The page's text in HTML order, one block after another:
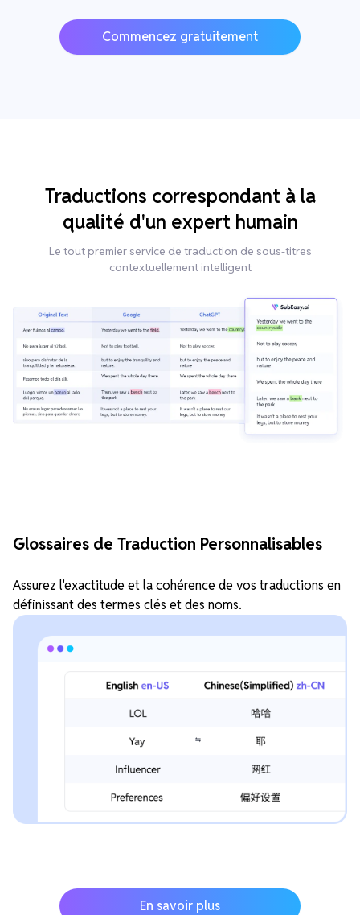
Commencez gratuitement
Traductions correspondant à la
qualité d'un expert humain
Le tout premier service de traduction de sous-titres
contextuellement intelligent
Glossaires de Traduction Personnalisables
Assurez l'exactitude et la cohérence de vos traductions en
définissant des termes clés et des noms.
En savoir plus